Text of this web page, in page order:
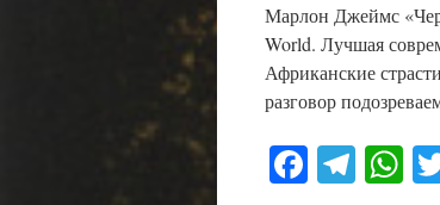
Марлон Джеймс
World. Лучшая
Африканские
разговор